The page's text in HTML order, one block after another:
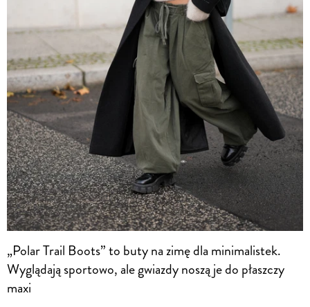
„Polar Trail Boots” to buty na zimę dla minimalistek.
Wyglądają sportowo, ale gwiazdy noszą je do płaszczy
maxi